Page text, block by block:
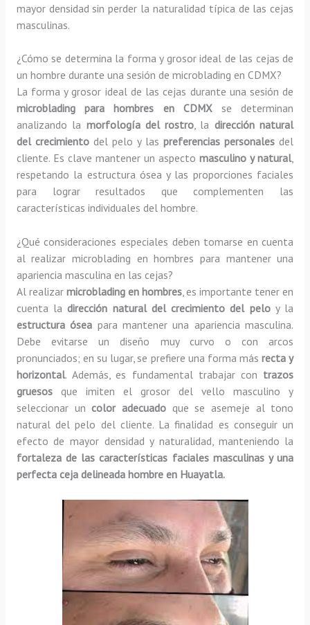
mayor densidad sin perder la naturalidad típica de las cejas
masculinas.
¿Cómo se determina la forma y grosor ideal de las cejas de
un hombre durante una sesión de microblading en CDMX?
La forma y grosor ideal de las cejas durante una sesión de
microblading para hombres en CDMXse determinan
analizando la morfología del rostro, la dirección natural
del crecimientodel pelo y laspreferencias personales del
cliente. Es clave mantener un aspectomasculino y natural,
respetando la estructura ósea y las proporciones faciales
para lograr resultados que complementen las
características individuales del hombre.
¿Qué consideraciones especiales deben tomarse en cuenta
al realizar microblading en hombres para mantener una
apariencia masculina en las cejas?
Al realizar microblading en hombres, es importante tener en
cuenta ladirección natural del crecimiento del peloy la
estructura ósea para mantener una apariencia masculina.
Debe evitarse un diseño muy curvo o con arcos
pronunciados; en su lugar, se prefiere una forma másrecta y
horizontal. Además, es fundamental trabajar con trazos
gruesosque imiten el grosor del vello masculino y
seleccionar uncolor adecuadoque se asemeje al tono
natural del pelo del cliente. La finalidad es conseguir un
efecto de mayor densidad y naturalidad, manteniendo la
fortaleza de las características faciales masculinas y una
perfecta ceja delineada hombre en Huayatla.